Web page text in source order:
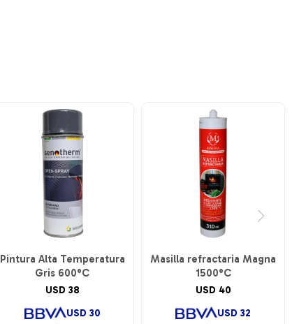
Pintura Alta Temperatura
Gris 600°C
USD 38
USD 30
Masilla refractaria Magna
1500°C
USD 40
USD 32